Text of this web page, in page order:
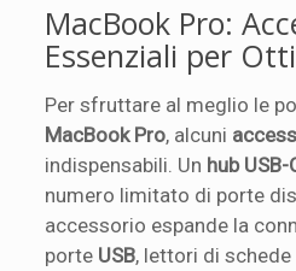
MacBook Pro:
Essenziali per
Per sfruttare al meglio le
MacBook Pro, alcuni
indispensabili. Un hub USB-
numero limitato di porte
accessorio espande la
porte USB, lettori di schede